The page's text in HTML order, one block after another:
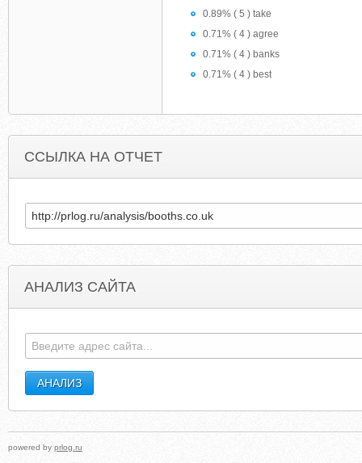
0.89% ( 5 ) take
0.71% ( 4 ) agree
0.71% ( 4 ) banks
0.71% ( 4 ) best
ССЫЛКА НА ОТЧЕТ
АНАЛИЗ САЙТА
powered by prlog.ru